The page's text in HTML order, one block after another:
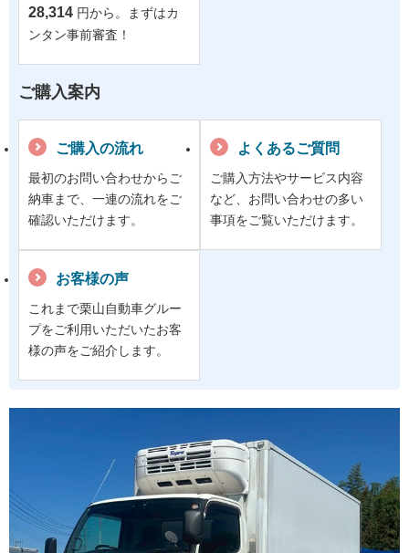
28,314 円から。まずはカ
ンタン事前審査！
ご購入案内
ご購入の流れ
最初のお問い合わせからご
納車まで、一連の流れをご
確認いただけます。
よくあるご質問
ご購入方法やサービス内容
など、お問い合わせの多い
事項をご覧いただけます。
お客様の声
これまで栗山自動車グルー
プをご利用いただいたお客
様の声をご紹介します。